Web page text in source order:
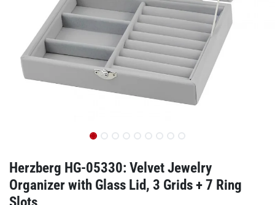
Herzberg HG-05330: Velvet Jewelry
Organizer with Glass Lid, 3 Grids + 7 Ring